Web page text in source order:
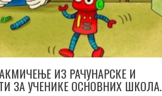
ИЗ РАЧУНАРСКЕ И
ЗА УЧЕНИКЕ ОСНОВНИХ ШКОЛА.